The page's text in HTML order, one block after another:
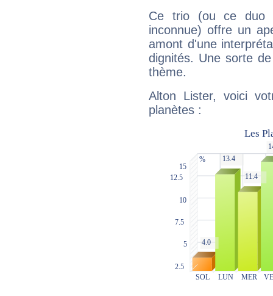
Ce trio (ou ce duo
inconnue) offre un
amont d'une
dignités. Une sorte
thème.
Alton Lister, voici
planètes :